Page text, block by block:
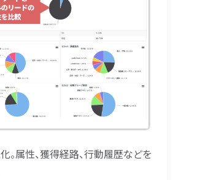
。属性、獲得経路、行動履歴などを